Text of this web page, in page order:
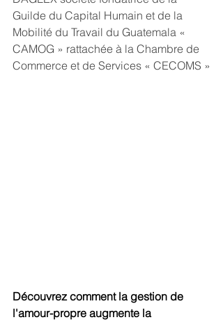
Guilde du Capital Humain et de la
Mobilité du Travail du Guatemala «
CAMOG » rattachée à la Chambre de
Commerce et de Services « CECOMS »
Découvrez comment la gestion de
l'amour-propre augmente la